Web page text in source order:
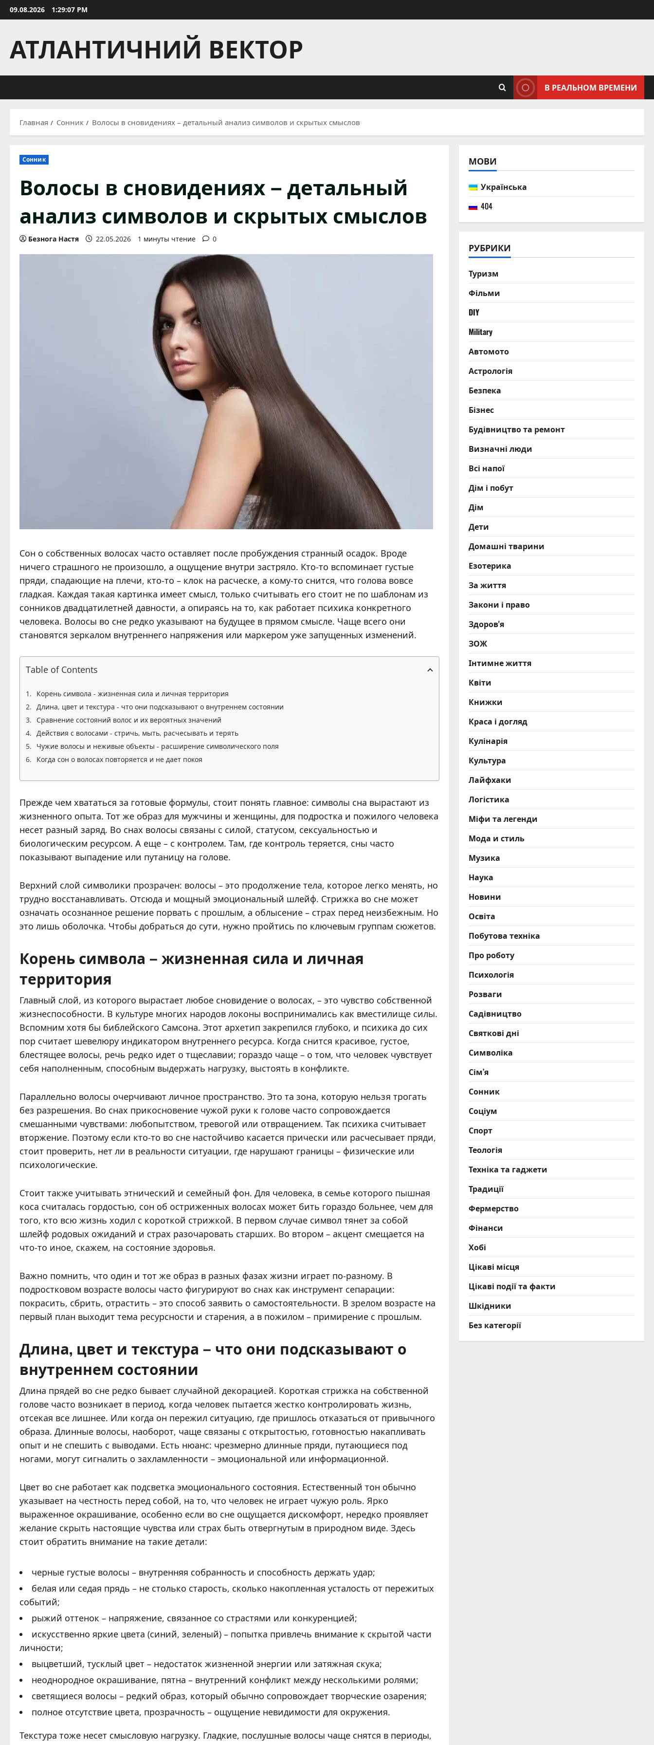
Перейти
к
09.08.2026 1:29:08 PM
АТЛАНТИЧНИЙ ВЕКТОР
В РЕАЛЬНОМ ВРЕМЕНИ
Главная Сонник Волосы в сновидениях – детальный анализ символов и скрытых смыслов
Сонник
Волосы в сновидениях – детальный
анализ символов и скрытых смыслов
Безнога Настя 22.05.2026 1 минуты чтение 0
Сон о собственных волосах часто оставляет после пробуждения странный осадок. Вроде
ничего страшного не произошло, а ощущение внутри застряло. Кто-то вспоминает густые
пряди, спадающие на плечи, кто-то – клок на расческе, а кому-то снится, что голова вовсе
гладкая. Каждая такая картинка имеет смысл, только считывать его стоит не по шаблонам из
сонников двадцатилетней давности, а опираясь на то, как работает психика конкретного
человека. Волосы во сне редко указывают на будущее в прямом смысле. Чаще всего они
становятся зеркалом внутреннего напряжения или маркером уже запущенных изменений.
Table of Contents
Корень символа - жизненная сила и личная территория
Длина, цвет и текстура - что они подсказывают о внутреннем состоянии
Сравнение состояний волос и их вероятных значений
Действия с волосами - стричь, мыть, расчесывать и терять
Чужие волосы и неживые объекты - расширение символического поля
Когда сон о волосах повторяется и не дает покоя
Прежде чем хвататься за готовые формулы, стоит понять главное: символы сна вырастают из
жизненного опыта. Тот же образ для мужчины и женщины, для подростка и пожилого человека
несет разный заряд. Во снах волосы связаны с силой, статусом, сексуальностью и
биологическим ресурсом. А еще – с контролем. Там, где контроль теряется, сны часто
показывают выпадение или путаницу на голове.
Верхний слой символики прозрачен: волосы – это продолжение тела, которое легко менять, но
трудно восстанавливать. Отсюда и мощный эмоциональный шлейф. Стрижка во сне может
означать осознанное решение порвать с прошлым, а облысение – страх перед неизбежным. Но
это лишь оболочка. Чтобы добраться до сути, нужно пройтись по ключевым группам сюжетов.
Корень символа – жизненная сила и личная
территория
Главный слой, из которого вырастает любое сновидение о волосах, – это чувство собственной
жизнеспособности. В культуре многих народов локоны воспринимались как вместилище силы.
Вспомним хотя бы библейского Самсона. Этот архетип закрепился глубоко, и психика до сих
пор считает шевелюру индикатором внутреннего ресурса. Когда снится красивое, густое,
блестящее волосы, речь редко идет о тщеславии; гораздо чаще – о том, что человек чувствует
себя наполненным, способным выдержать нагрузку, выстоять в конфликте.
Параллельно волосы очерчивают личное пространство. Это та зона, которую нельзя трогать
без разрешения. Во снах прикосновение чужой руки к голове часто сопровождается
смешанными чувствами: любопытством, тревогой или отвращением. Так психика считывает
вторжение. Поэтому если кто-то во сне настойчиво касается прически или расчесывает пряди,
стоит проверить, нет ли в реальности ситуации, где нарушают границы – физические или
психологические.
Стоит также учитывать этнический и семейный фон. Для человека, в семье которого пышная
коса считалась гордостью, сон об остриженных волосах может бить гораздо больнее, чем для
того, кто всю жизнь ходил с короткой стрижкой. В первом случае символ тянет за собой
шлейф родовых ожиданий и страх разочаровать старших. Во втором – акцент смещается на
что-то иное, скажем, на состояние здоровья.
Важно помнить, что один и тот же образ в разных фазах жизни играет по-разному. В
подростковом возрасте волосы часто фигурируют во снах как инструмент сепарации:
покрасить, сбрить, отрастить – это способ заявить о самостоятельности. В зрелом возрасте на
первый план выходит тема ресурсности и старения, а в пожилом – примирение с прошлым.
Длина, цвет и текстура – что они подсказывают о
внутреннем состоянии
Длина прядей во сне редко бывает случайной декорацией. Короткая стрижка на собственной
голове часто возникает в период, когда человек пытается жестко контролировать жизнь,
отсекая все лишнее. Или когда он пережил ситуацию, где пришлось отказаться от привычного
образа. Длинные волосы, наоборот, чаще связаны с открытостью, готовностью накапливать
опыт и не спешить с выводами. Есть нюанс: чрезмерно длинные пряди, путающиеся под
ногами, могут сигналить о захламленности – эмоциональной или информационной.
Цвет во сне работает как подсветка эмоционального состояния. Естественный тон обычно
указывает на честность перед собой, на то, что человек не играет чужую роль. Ярко
выраженное окрашивание, особенно если во сне ощущается дискомфорт, нередко проявляет
желание скрыть настоящие чувства или страх быть отвергнутым в природном виде. Здесь
стоит обратить внимание на такие детали:
черные густые волосы – внутренняя собранность и способность держать удар;
белая или седая прядь – не столько старость, сколько накопленная усталость от пережитых
событий;
рыжий оттенок – напряжение, связанное со страстями или конкуренцией;
искусственно яркие цвета (синий, зеленый) – попытка привлечь внимание к скрытой части
личности;
выцветший, тусклый цвет – недостаток жизненной энергии или затяжная скука;
неоднородное окрашивание, пятна – внутренний конфликт между несколькими ролями;
светящиеся волосы – редкий образ, который обычно сопровождает творческие озарения;
полное отсутствие цвета, прозрачность – ощущение невидимости для окружения.
Текстура тоже несет смысловую нагрузку. Гладкие, послушные волосы чаще снятся в периоды,
МОВИ
Українська
404
РУБРИКИ
Туризм
Фільми
DIY
Military
Автомото
Астрологія
Безпека
Бізнес
Будівництво та ремонт
Визначні люди
Всі напої
Дім і побут
Дім
Дети
Домашні тварини
Езотерика
За життя
Закони і право
Здоров'я
ЗОЖ
Інтимне життя
Квіти
Книжки
Краса і догляд
Кулінарія
Культура
Лайфхаки
Логістика
Міфи та легенди
Мода и стиль
Музика
Наука
Новини
Освіта
Побутова техніка
Про роботу
Психологія
Розваги
Садівництво
Святкові дні
Символіка
Сім’я
Сонник
Соціум
Спорт
Теологія
Техніка та гаджети
Традиції
Фермерство
Фінанси
Хобі
Цікаві місця
Цікаві події та факти
Шкідники
Без категорії